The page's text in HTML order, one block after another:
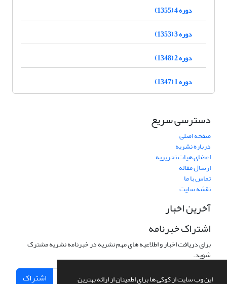
این وب سایت از کوکی ها برای اطمینان از ارائه بهترین
دوره 4 (1355)
دوره 3 (1353)
دوره 2 (1348)
دوره 1 (1347)
دسترسی سریع
صفحه اصلی
درباره نشریه
اعضای هیات تحریریه
ارسال مقاله
تماس با ما
نقشه سایت
آخرین اخبار
اشتراک خبرنامه
برای دریافت اخبار و اطلاعیه های مهم نشریه در خبرنامه نشریه مشترک
شوید.
اشتراک